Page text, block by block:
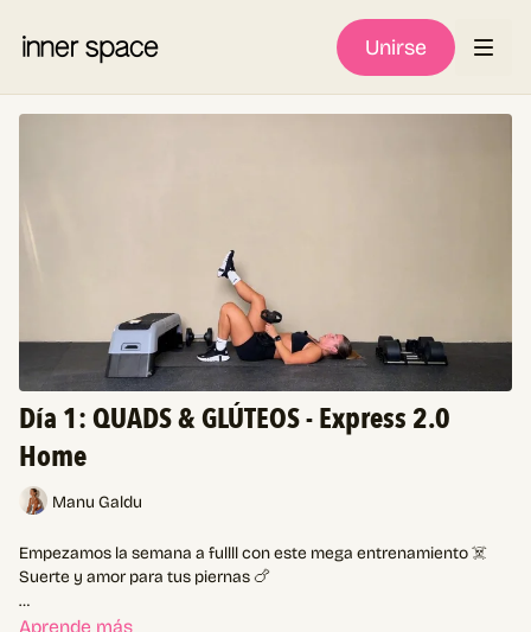
Unirse
Día 1: QUADS & GLÚTEOS - Express 2.0
Home
Manu Galdu
Empezamos la semana a fullll con este mega entrenamiento ☠️
Suerte y amor para tus piernas 🍗
Contanos cómo empezaste la semana!!
Aprende más